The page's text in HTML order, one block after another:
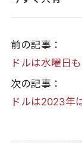
前の記事：
ドルは水曜日
次の記事：
ドルは2023年